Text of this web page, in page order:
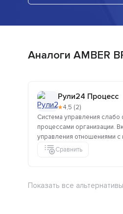
Аналоги AMBER
Рули24 Процесс
★4,5 (2)
Система управления
процессами организации.
управления отношениями с
Сравнить
Показать все альтернативы